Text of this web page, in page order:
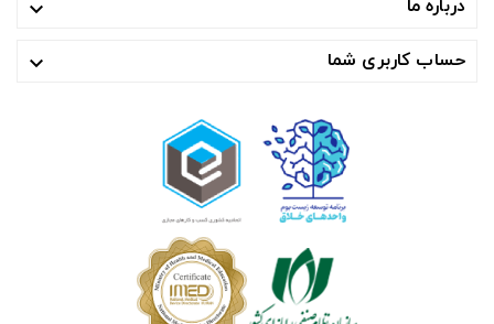
درباره ما 
حساب کاربری شما 